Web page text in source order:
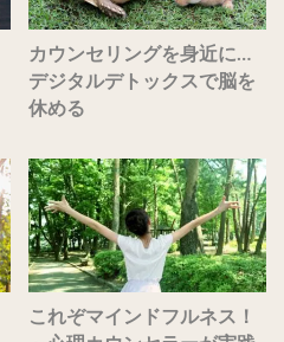
カウンセリングを身近に…
デジタルデトックスで脳を
休める
これぞマインドフルネス！